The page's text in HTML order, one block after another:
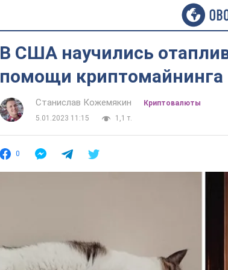
В США научились
помощи криптомайнинга
Станислав Кожемякин
Криптовалюты
5.01.2023 11:15
1,1 т.
0